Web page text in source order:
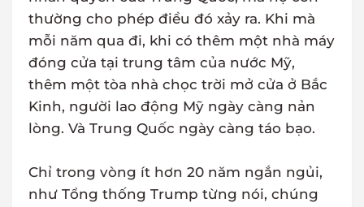
thường cho phép điều đó xảy ra. Khi mà
mỗi năm qua đi, khi có thêm một nhà máy
đóng cửa tại trung tâm của nước Mỹ,
thêm một tòa nhà chọc trời mở cửa ở Bắc
Kinh, người lao động Mỹ ngày càng nản
lòng. Và Trung Quốc ngày càng táo bạo.
Chỉ trong vòng ít hơn 20 năm ngắn ngủi,
như Tổng thống Trump từng nói, chúng